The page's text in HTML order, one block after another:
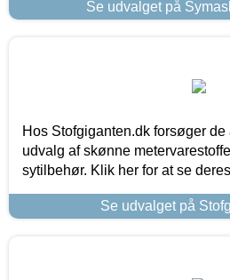
Se udvalget på
Hos Stofgiganten.dk forsøger
udvalg af skønne
sytilbehør. Klik her for at se
Se udvalget på